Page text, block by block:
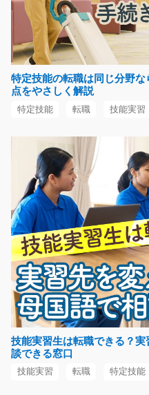
気
給湯器部品のカンタン
日勤の高時給案件！！カ
長期（3ヶ月以上）
時給1300円～
栃木県宇都宮市
気
男女活躍中のアルミ部
0
《人気の日勤帯勤務》男
ん軽作業♪難しい作…
長期（3ヶ月以上）
時給1000円～
大分県中津市
特定技能の転職は同じ分野
点をやさしく解説
特定技能 転職 技能実習
技能実習生は転職できる？
談できる窓口
技能実習 転職 特定技能